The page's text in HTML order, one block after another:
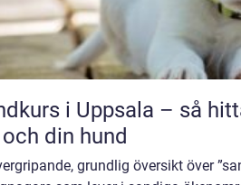
i Uppsala – så
din hund
grundlig översikt över